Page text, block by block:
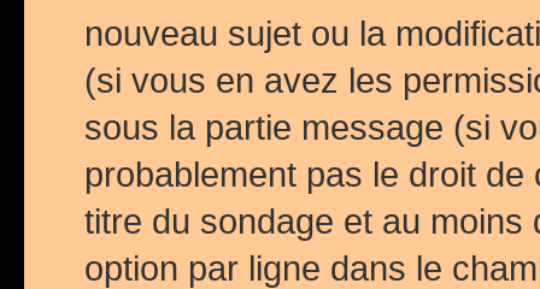
nouveau sujet ou la
(si vous en avez les
sous la partie message (si
probablement pas le droit
titre du sondage et au
option par ligne dans le